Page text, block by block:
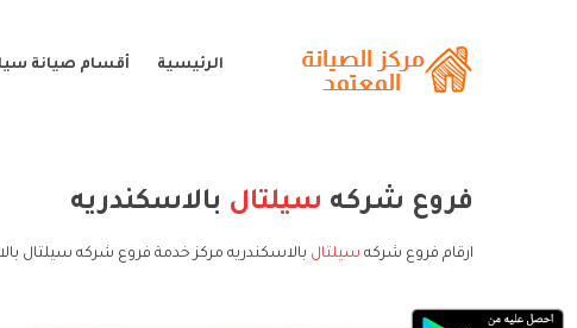
الرئيسية أقسام صيانة
فروع شركه سيلتال بالاسكندريه
ارقام فروع شركه سيلتال بالاسكندريه مركز خدمة فروع شركه سيلتال